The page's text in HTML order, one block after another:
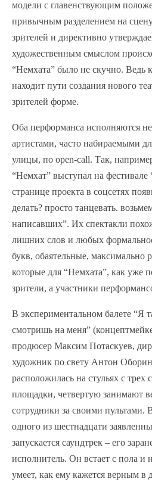
модели с главенствующим
привычным разделением на
зрителей и директивно
художественным смыслом
“Немхата” было не скучно. Ведь
находит пути создания нового
зрителей форме.
Оба перформанса исполняются
артистами, часто набираемыми
улицы, по open-call. Так,
“Немхат” выступал на фестивале
странице проекта в соцсетях
делать? просто танцевать.
написавших”. Их спектакли
лишних слов и любых
букв, обаятельные, максимально
которые для “Немхата”, как уже
зрители, а участники
В экспериментальном балете “Я
смотришь на меня”
продюсер Максим Потаскуев,
художник по свету Антон
расположилась на стульях с трех
площадки, четвертую занимают
сотрудники за своими
одного из шестнадцати
запускается саундтрек – его
исполнитель. Он встает с пола и
умеет, как ему кажется верным